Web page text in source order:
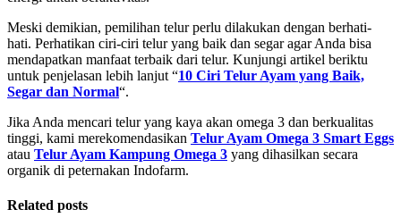
Meski demikian, pemilihan telur perlu dilakukan dengan berhati-
hati. Perhatikan ciri-ciri telur yang baik dan segar agar Anda bisa
mendapatkan manfaat terbaik dari telur. Kunjungi artikel beriktu
untuk penjelasan lebih lanjut “10 Ciri Telur Ayam yang Baik,
Segar dan Normal“.
Jika Anda mencari telur yang kaya akan omega 3 dan berkualitas
tinggi, kami merekomendasikan Telur Ayam Omega 3 Smart Eggs
atau Telur Ayam Kampung Omega 3 yang dihasilkan secara
organik di peternakan Indofarm.
Related posts